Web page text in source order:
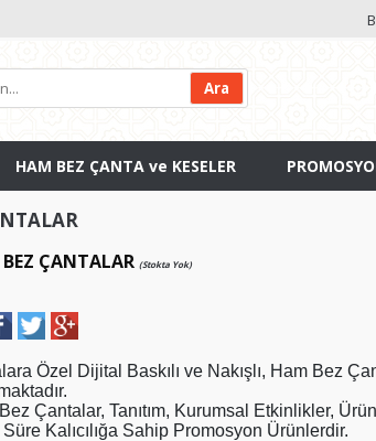
HAM BEZ ÇANTA ve KESELER
ÇANTALAR (Stokta Yok)
Özel Dijital Baskılı ve Nakışlı, Ham Bez
Çantalar, Tanıtım, Kurumsal Etkinlikler,
Kalıcılığa Sahip Promosyon Ürünlerdir.